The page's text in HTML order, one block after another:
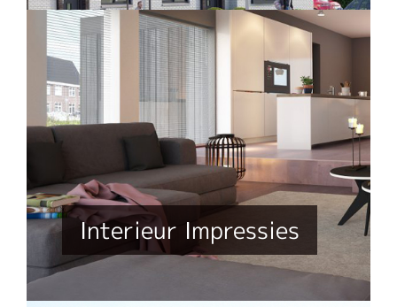
Interieur Impressies